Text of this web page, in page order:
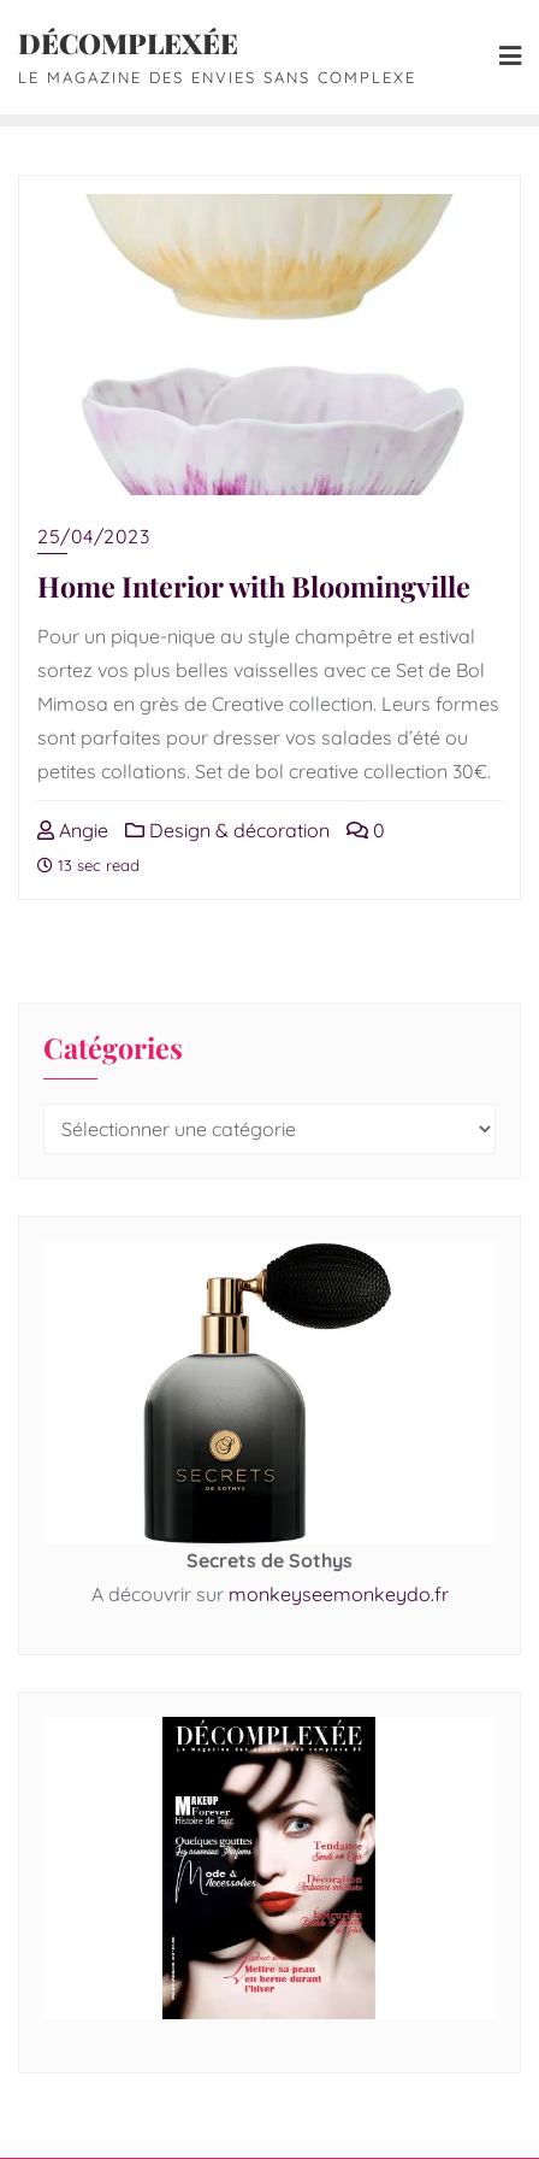
DÉCOMPLEXÉE
LE MAGAZINE DES ENVIES SANS COMPLEXE
25/04/2023
Home Interior with Bloomingville
Pour un pique-nique au style champêtre et estival
sortez vos plus belles vaisselles avec ce Set de Bol
Mimosa en grès de Creative collection. Leurs formes
sont parfaites pour dresser vos salades d’été ou
petites collations. Set de bol creative collection 30€.
Angie Design & décoration 0
13 sec read
Catégories
Secrets de Sothys
A découvrir sur monkeyseemonkeydo.fr